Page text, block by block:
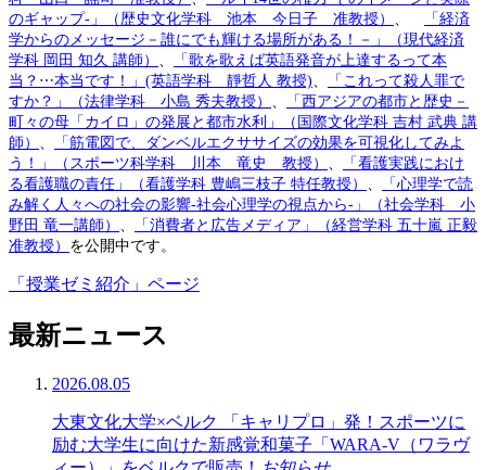
のギャップ-」（歴史文化学科 池本 今日子 准教授） 、
「経済
学からのメッセージ－誰にでも輝ける場所がある！－」（現代経済
学科 岡田 知久 講師） 、
「歌を歌えば英語発音が上達するって本
当？⋯本当です！」(英語学科 靜哲人 教授)、
「これって殺人罪で
すか？」（法律学科 小島 秀夫教授） 、
「西アジアの都市と歴史－
町々の母「カイロ」の発展と都市水利」（国際文化学科 吉村 武典 講
師） 、
「筋電図で、ダンベルエクササイズの効果を可視化してみよ
う！」（スポーツ科学科 川本 竜史 教授） 、
「看護実践におけ
る看護職の責任」（看護学科 豊嶋三枝子 特任教授） 、
「心理学で読
み解く人々への社会の影響-社会心理学の視点から-」（社会学科 小
野田 竜一講師） 、
「消費者と広告メディア」（経営学科 五十嵐 正毅
准教授） を公開中です。
「授業ゼミ紹介」ページ
最新ニュース
2026.08.05
大東文化大学×ベルク 「キャリプロ」発！スポーツに
励む大学生に向けた新感覚和菓子「WARA-V（ワラヴ